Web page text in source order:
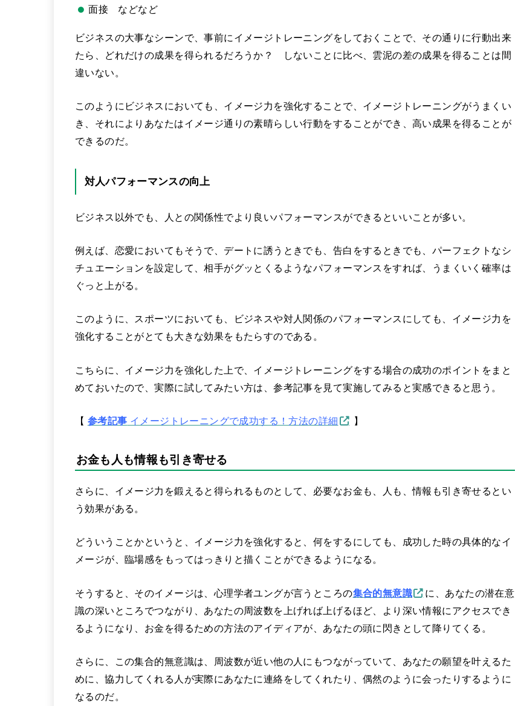
面接 などなど
ビジネスの大事なシーンで、事前にイメージトレーニングをしておくことで、その通りに行動出来
たら、どれだけの成果を得られるだろうか？ しないことに比べ、雲泥の差の成果を得ることは間
違いない。
このようにビジネスにおいても、イメージ力を強化することで、イメージトレーニングがうまくい
き、それによりあなたはイメージ通りの素晴らしい行動をすることができ、高い成果を得ることが
できるのだ。
対人パフォーマンスの向上
ビジネス以外でも、人との関係性でより良いパフォーマンスができるといいことが多い。
例えば、恋愛においてもそうで、デートに誘うときでも、告白をするときでも、パーフェクトなシ
チュエーションを設定して、相手がグッとくるようなパフォーマンスをすれば、うまくいく確率は
ぐっと上がる。
このように、スポーツにおいても、ビジネスや対人関係のパフォーマンスにしても、イメージ力を
強化することがとても大きな効果をもたらすのである。
こちらに、イメージ力を強化した上で、イメージトレーニングをする場合の成功のポイントをまと
めておいたので、実際に試してみたい方は、参考記事を見て実施してみると実感できると思う。
【 参考記事 イメージトレーニングで成功する！方法の詳細 】
お金も人も情報も引き寄せる
さらに、イメージ力を鍛えると得られるものとして、必要なお金も、人も、情報も引き寄せるとい
う効果がある。
どういうことかというと、イメージ力を強化すると、何をするにしても、成功した時の具体的なイ
メージが、臨場感をもってはっきりと描くことができるようになる。
そうすると、そのイメージは、心理学者ユングが言うところの集合的無意識
に、あなたの潜在意
識の深いところでつながり、あなたの周波数を上げれば上げるほど、より深い情報にアクセスでき
るようになり、お金を得るための方法のアイディアが、あなたの頭に閃きとして降りてくる。
さらに、この集合的無意識は、周波数が近い他の人にもつながっていて、あなたの願望を叶えるた
めに、協力してくれる人が実際にあなたに連絡をしてくれたり、偶然のように会ったりするように
なるのだ。